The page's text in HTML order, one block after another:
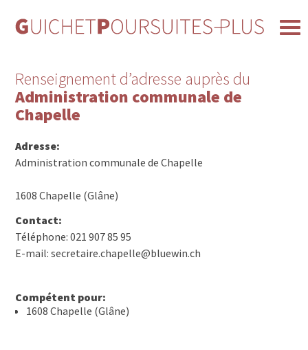
Renseignement d’adresse auprès du
Administration communale de
Chapelle
Adresse:
Administration communale de Chapelle
1608 Chapelle (Glâne)
Contact:
Téléphone: 021 907 85 95
E-mail: secretaire.chapelle@bluewin.ch
Compétent pour:
1608 Chapelle (Glâne)